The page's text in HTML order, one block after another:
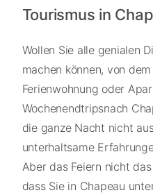
Tourismus in
Wollen Sie alle genialen
machen können, von
Ferienwohnung oder
Wochenendtripsnach
die ganze Nacht nicht
unterhaltsame
Aber das Feiern nicht
dass Sie in Chapeau